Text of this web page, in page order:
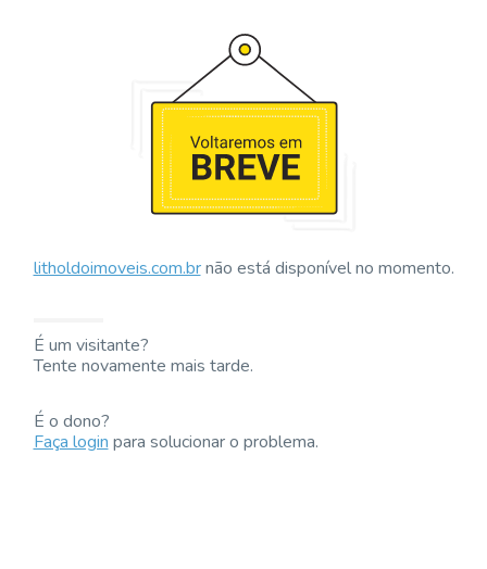
litholdoimoveis.com.brnão está disponível no momento.
É um visitante?
Tente novamente mais tarde.
É o dono?
Faça loginpara solucionar o problema.